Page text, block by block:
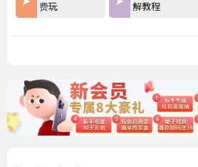
费玩
解教程